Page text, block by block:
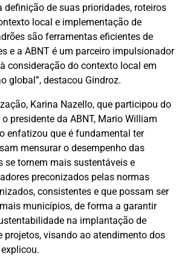
definição de suas prioridades, roteiros
local e implementação de
são ferramentas eficientes de
e a ABNT é um parceiro impulsionador
consideração do contexto local em
global”, destacou Gindroz.
Karina Nazello, que participou do
presidente da ABNT, Mario William
enfatizou que é fundamental ter
mensurar o desempenho das
se tornem mais sustentáveis e
preconizados pelas normas
consistentes e que possam ser
municípios, de forma a garantir
na implantação de
projetos, visando ao atendimento dos